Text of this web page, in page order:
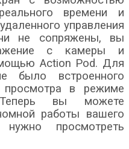
времени и
управления
не сопряжены, вы
с камеры и
Action Pod. Для
было встроенного
просмотра в режиме
вы можете
работы вашего
просмотреть